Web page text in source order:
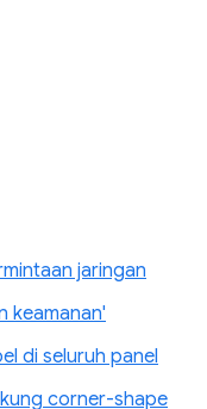
jaringan
keamanan'
di seluruh panel
corner-shape